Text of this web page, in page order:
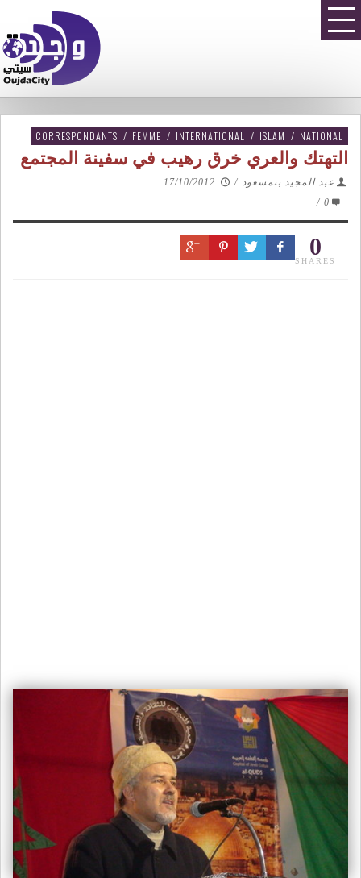
CORRESPONDANTS / FEMME / INTERNATIONAL / ISLAM / NATIONAL
التهتك والعري خرق رهيب في سفينة المجتمع
عبد المجيد بنمسعود /
17/10/2012
0
/
0
SHARES